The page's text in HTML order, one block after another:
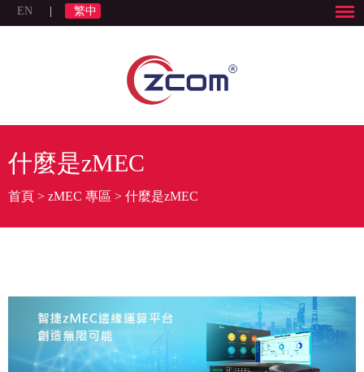
EN 繁中
什麼是zMEC
首頁 > zMEC 專區 > 什麼是zMEC